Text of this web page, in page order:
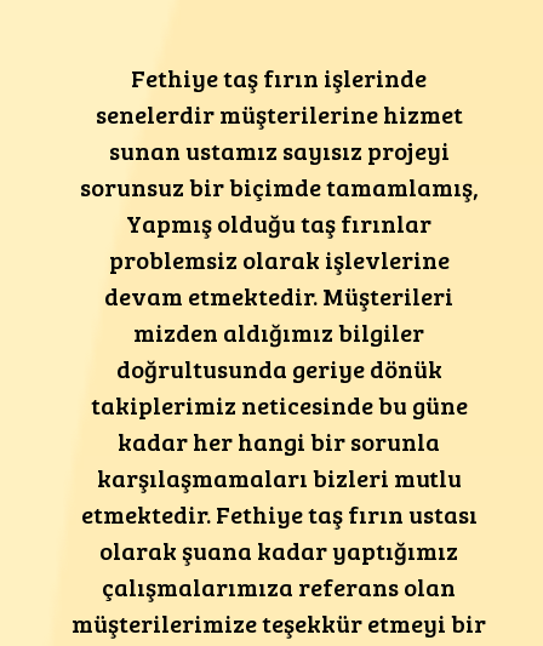
Fethiye taş fırın işlerinde
senelerdir müşterilerine hizmet
sunan ustamız sayısız projeyi
sorunsuz bir biçimde tamamlamış,
Yapmış olduğu taş fırınlar
problemsiz olarak işlevlerine
devam etmektedir. Müşterileri
mizden aldığımız bilgiler
doğrultusunda geriye dönük
takiplerimiz neticesinde bu güne
kadar her hangi bir sorunla
karşılaşmamaları bizleri mutlu
etmektedir. Fethiye taş fırın ustası
olarak şuana kadar yaptığımız
çalışmalarımıza referans olan
müşterilerimize teşekkür etmeyi bir